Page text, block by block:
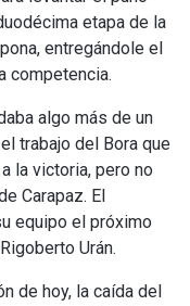
etapa de la
entregándole el
competencia.
algo más de un
trabajo del Bora que
la victoria, pero no
Carapaz. El
equipo el próximo
Urán.
de hoy, la caída del